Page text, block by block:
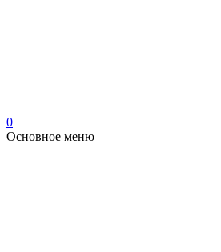
0
Основное меню